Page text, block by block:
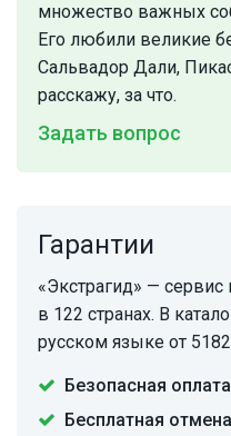
множество важных
Его любили великие
Сальвадор Дали,
расскажу, за что.
Задать вопрос
Гарантии
«Экстрагид» — сервис
в 122 странах. В
русском языке от
Безопасная оплата
Бесплатная